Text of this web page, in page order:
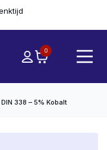
0
338 – 5% Kobalt